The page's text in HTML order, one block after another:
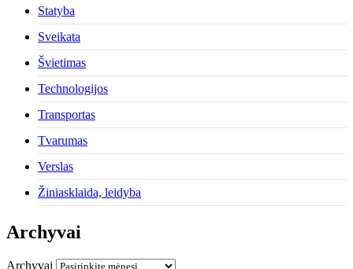
Statyba
Sveikata
Švietimas
Technologijos
Transportas
Tvarumas
Verslas
Žiniasklaida, leidyba
Archyvai
Archyvai